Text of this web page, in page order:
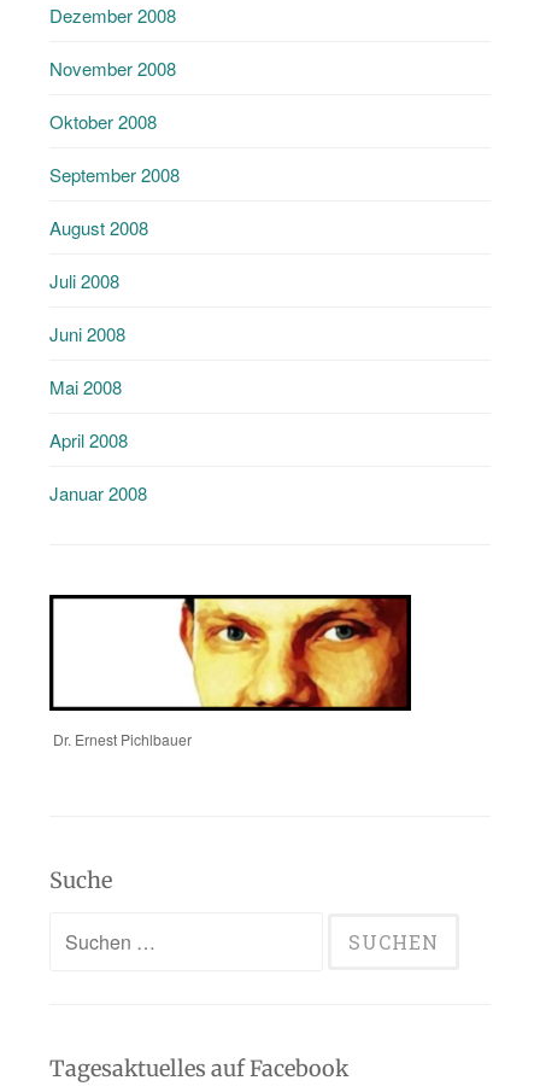
Dezember 2008
November 2008
Oktober 2008
September 2008
August 2008
Juli 2008
Juni 2008
Mai 2008
April 2008
Januar 2008
Dr. Ernest Pichlbauer
Suche
Suchen
Tagesaktuelles auf Facebook